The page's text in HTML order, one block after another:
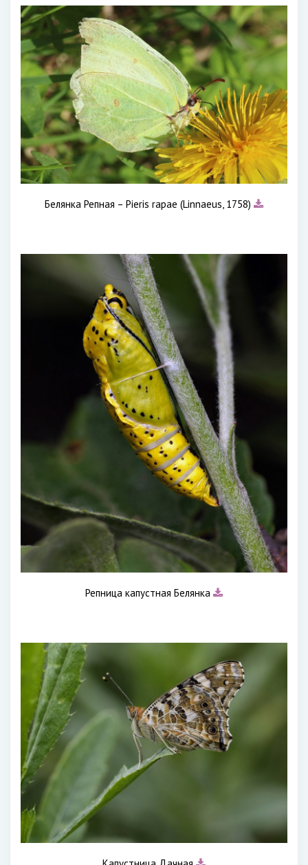
Белянка Репная – Pieris rapae (Linnaeus, 1758)
Репница капустная Белянка